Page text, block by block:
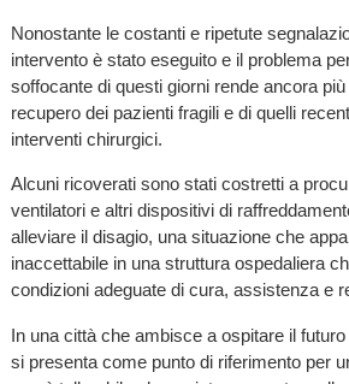
Nonostante le costanti e ripetute
intervento è stato eseguito e il problema
soffocante di questi giorni rende ancora
recupero dei pazienti fragili e di quelli
interventi chirurgici.
Alcuni ricoverati sono stati costretti a
ventilatori e altri dispositivi di
alleviare il disagio, una situazione che
inaccettabile in una struttura ospedaliera
condizioni adeguate di cura, assistenza e
In una città che ambisce a ospitare il
si presenta come punto di riferimento per